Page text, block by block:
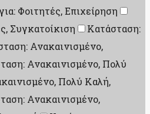
Φοιτητές, Επιχείρηση
Συγκατοίκιση
Κατάσταση:
Ανακαινισμένο,
Ανακαινισμένο, Πολύ
Πολύ Καλή,
Ανακαινισμένο,